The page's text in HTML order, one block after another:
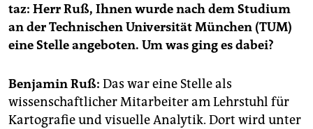
epaper login
taz: Herr Ruß, Ihnen wurde nach dem Studium
an der Technischen Universität München (TUM)
eine Stelle angeboten. Um was ging es dabei?
Benjamin Ruß: Das war eine Stelle als
wissenschaftlicher Mitarbeiter am Lehrstuhl für
Kartografie und visuelle Analytik. Dort wird unter